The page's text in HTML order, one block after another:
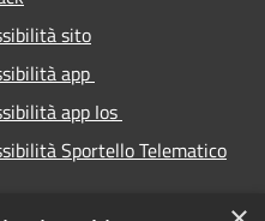
sito
app
app Ios
Sportello Telematico